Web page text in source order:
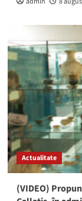
Actualitate
(VIDEO)